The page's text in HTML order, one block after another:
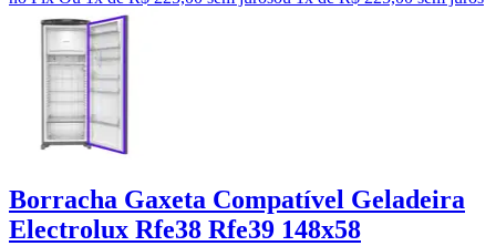
Borracha Gaxeta Compatível Geladeira
Electrolux Rfe38 Rfe39 148x58